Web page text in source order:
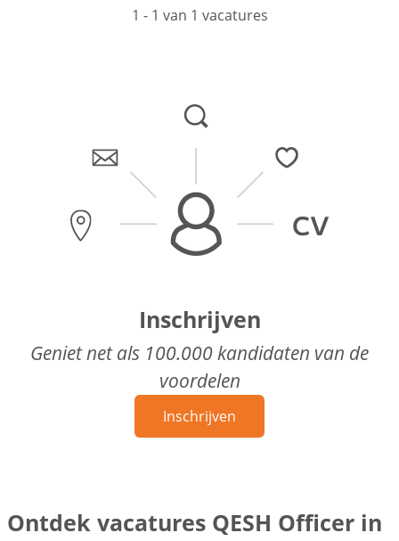
1 - 1 van 1 vacatures
Inschrijven
Geniet net als 100.000 kandidaten van de
voordelen
Inschrijven
Ontdek vacatures QESH Officer in